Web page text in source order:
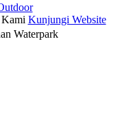
Kunjungi Website